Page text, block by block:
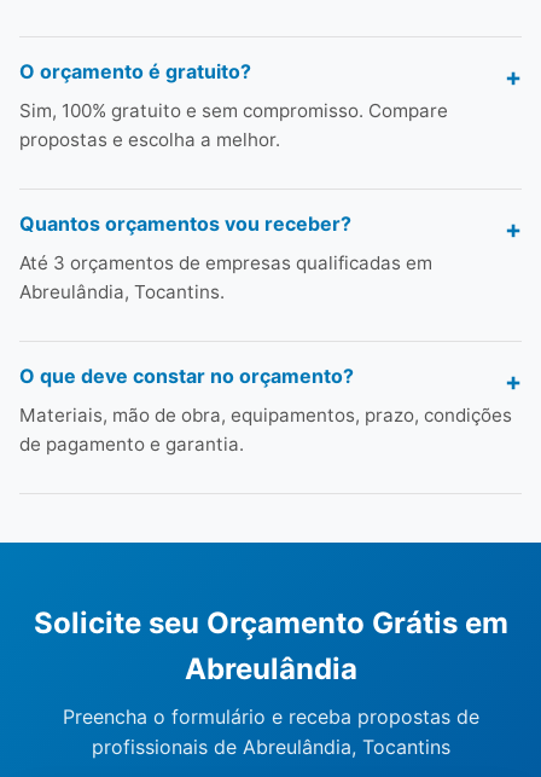
O orçamento é gratuito?
Sim, 100% gratuito e sem compromisso. Compare
propostas e escolha a melhor.
Quantos orçamentos vou receber?
Até 3 orçamentos de empresas qualificadas em
Abreulândia, Tocantins.
O que deve constar no orçamento?
Materiais, mão de obra, equipamentos, prazo, condições
de pagamento e garantia.
Solicite seu Orçamento Grátis em
Abreulândia
Preencha o formulário e receba propostas de
profissionais de Abreulândia, Tocantins